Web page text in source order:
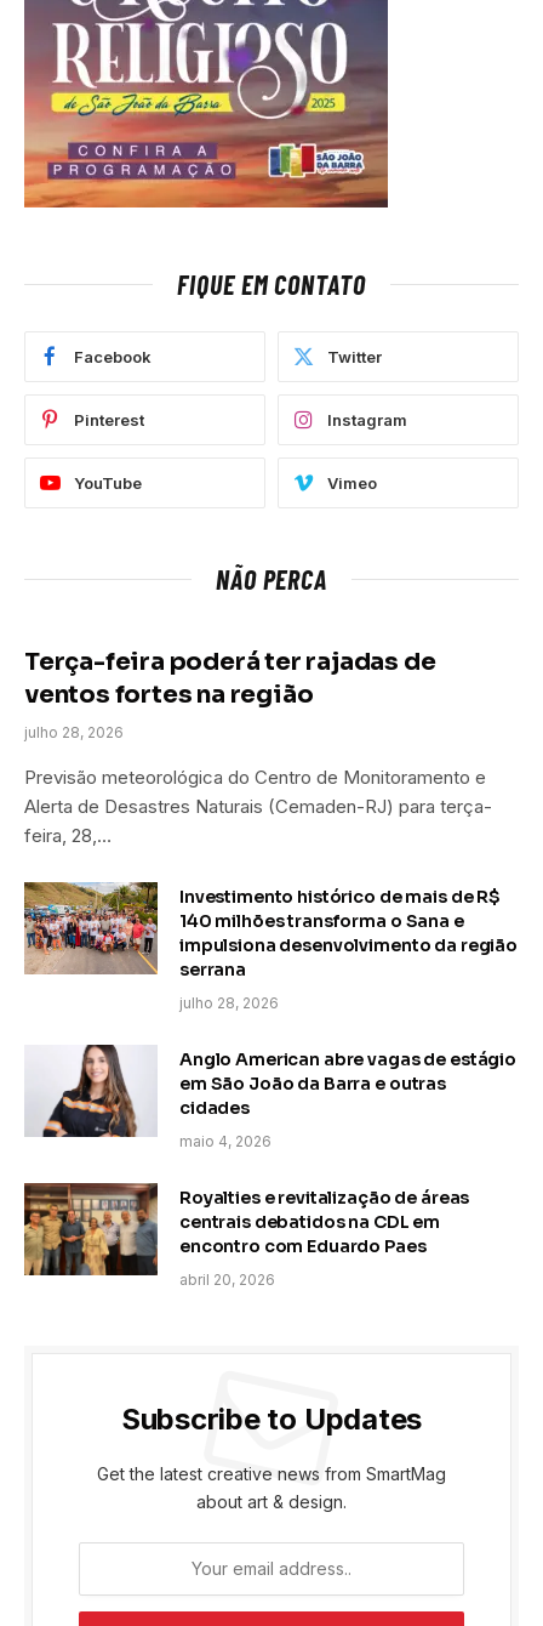
FIQUE EM CONTATO
Facebook Twitter
Pinterest Instagram
YouTube Vimeo
NÃO PERCA
Terça-feira poderá ter rajadas de
ventos fortes na região
julho 28, 2026
Previsão meteorológica do Centro de Monitoramento e
Alerta de Desastres Naturais (Cemaden-RJ) para terça-
feira, 28,…
Investimento histórico de mais de R$
140 milhões transforma o Sana e
impulsiona desenvolvimento da região
serrana
julho 28, 2026
Anglo American abre vagas de estágio
em São João da Barra e outras
cidades
maio 4, 2026
Royalties e revitalização de áreas
centrais debatidos na CDL em
encontro com Eduardo Paes
abril 20, 2026
Subscribe to Updates
Get the latest creative news from SmartMag
about art & design.